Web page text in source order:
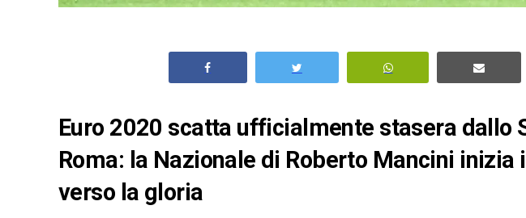
Euro 2020 scatta ufficialmente stasera dallo
Roma: la Nazionale di Roberto Mancini inizia
verso la gloria